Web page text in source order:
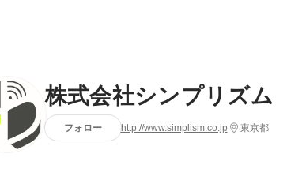
株式会社シンプリズム
フォロー http://www.simplism.co.jp 東京都